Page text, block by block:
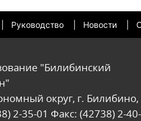
Руководство Новости
"Билибинский
округ, г. Билибино,
2-35-01 Факс: (42738) 2-